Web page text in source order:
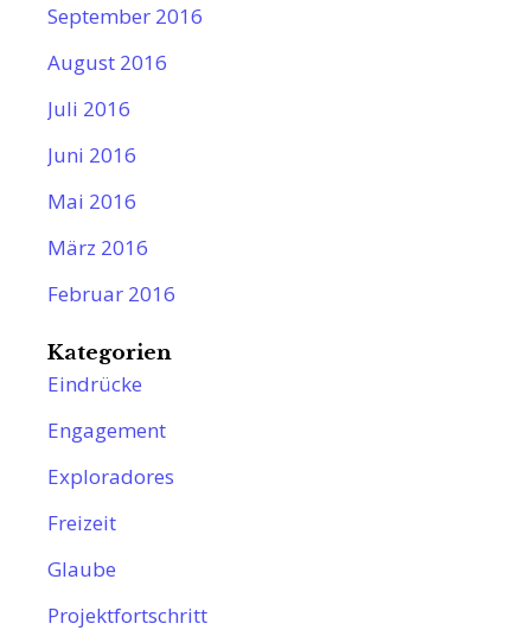
September 2016
August 2016
Juli 2016
Juni 2016
Mai 2016
März 2016
Februar 2016
Kategorien
Eindrücke
Engagement
Exploradores
Freizeit
Glaube
Projektfortschritt